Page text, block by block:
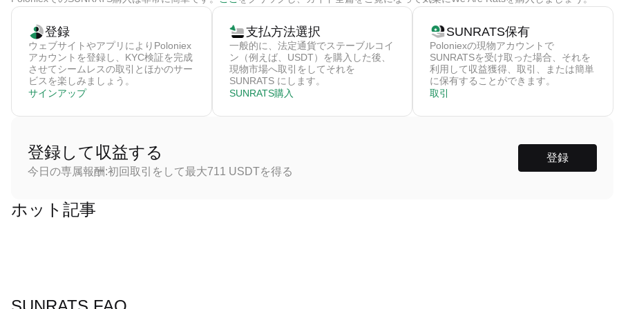
登録
ウェブサイトやアプリによりPoloniex
アカウントを登録し、KYC検証を完成
させてシームレスの取引とほかのサー
ビスを楽しみましょう。
サインアップ
支払方法選択
一般的に、法定通貨でステーブルコイ
ン（例えば、USDT）を購入した後、
現物市場へ取引をしてそれを
SUNRATS にします。
SUNRATS購入
SUNRATS保有
Poloniexの現物アカウントで
SUNRATSを受け取った場合、それを
利用して収益獲得、取引、または簡単
に保有することができます。
取引
登録して収益する
今日の専属報酬:初回取引をして最大711 USDTを得る
登録
ホット記事